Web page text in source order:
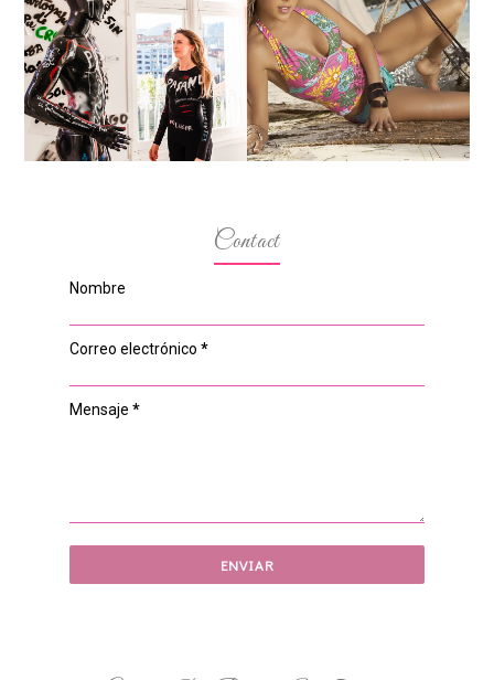
MARGA GONZÁLEZ Y
ELIA FERNÁNDEZ
DIALOGAN EN ESPACIO
DEL ANONIMATO, LA
CASA ROSA DE OVIEDO
LA ALTURA DE LAS
MODELOS MAS
BAJITAS
Contact
Nombre
Correo electrónico *
Mensaje *